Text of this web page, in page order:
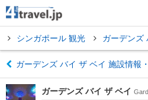
シンガポール 観光 ガーデンズ
ガーデンズ バイ ザ ベイ 施設情報
ガーデンズ バイ ザ ベイ